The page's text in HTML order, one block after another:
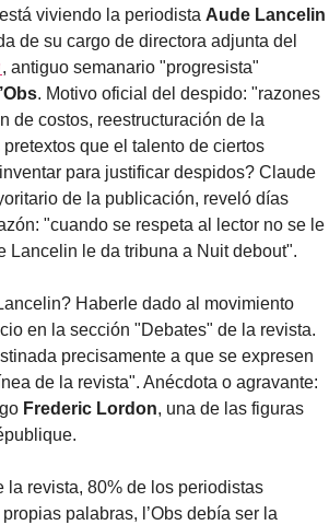
viviendo la periodista Aude Lancelin
de su cargo de directora adjunta del
, antiguo semanario "progresista"
l’Obs. Motivo oficial del despido: "razones
de costos, reestructuración de la
que el talento de ciertos
para justificar despidos? Claude
de la publicación, reveló días
"cuando se respeta al lector no se le
Lancelin le da tribuna a Nuit debout".
Haberle dado al movimiento
en la sección "Debates" de la revista.
precisamente a que se expresen
de la revista". Anécdota o agravante:
Frederic Lordon, una de las figuras
la revista, 80% de los periodistas
palabras, l’Obs debía ser la